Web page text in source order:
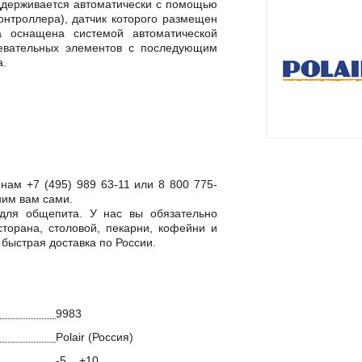
автоматически с помощью
датчик которого размещен
системой автоматической
элементов с последующим
нам +7 (495) 989 63-11 или 8 800 775-
вам сами.
общепита. У нас вы обязательно
столовой, пекарни, кофейни и
доставка по России.
9983
Polair (Россия)